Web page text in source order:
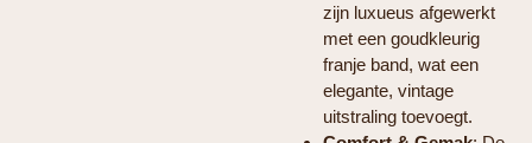
zijn luxueus afgewerkt
met een goudkleurig
franje band, wat een
elegante, vintage
uitstraling toevoegt.